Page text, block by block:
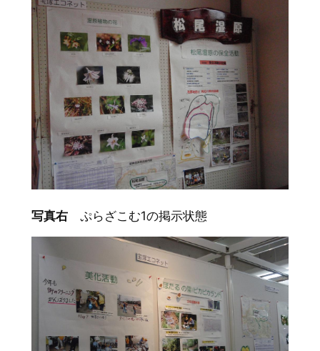
写真右ぷらざこむ1の掲示状態